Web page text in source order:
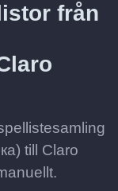
från
till Claro